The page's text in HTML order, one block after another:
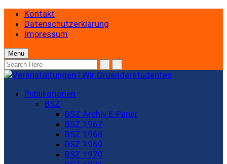
Kontakt
Datenschutzerklärung
Impressum
Menu
Publikationen
BSZ
BSZ Archiv E-Paper
BSZ 1967
BSZ 1968
BSZ 1969
BSZ 1970